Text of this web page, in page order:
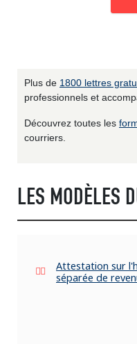
Plus de 1800 lettres
professionnels et
Découvrez toutes les
courriers.
LES MODÈLES
Attestation sur
séparée de